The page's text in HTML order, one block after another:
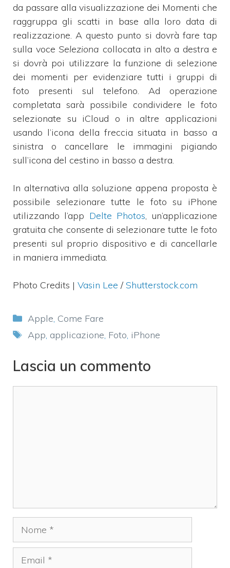
da passare alla visualizzazione dei Momenti che
raggruppa gli scatti in base alla loro data di
realizzazione. A questo punto si dovrà fare tap
sulla voce Seleziona collocata in alto a destra e
si dovrà poi utilizzare la funzione di selezione
dei momenti per evidenziare tutti i gruppi di
foto presenti sul telefono. Ad operazione
completata sarà possibile condividere le foto
selezionate su iCloud o in altre applicazioni
usando l’icona della freccia situata in basso a
sinistra o cancellare le immagini pigiando
sull’icona del cestino in basso a destra.
In alternativa alla soluzione appena proposta è
possibile selezionare tutte le foto su iPhone
utilizzando l’app Delte Photos, un’applicazione
gratuita che consente di selezionare tutte le foto
presenti sul proprio dispositivo e di cancellarle
in maniera immediata.
Photo Credits | Vasin Lee /Shutterstock.com
Categorie
Apple, Come Fare
Tag
App, applicazione, Foto, iPhone
Lascia un commento